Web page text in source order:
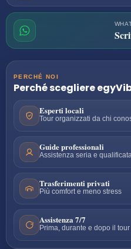
PERCHÉ NOI
Perché scegliere
Esperti locali
Tour organizzati da chi
Guide professionali
Assistenza seria e qualificata
Trasferimenti privati
Più comfort e meno stress
Assistenza 7/7
Prima, durante e dopo il tour